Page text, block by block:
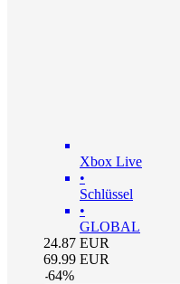
Xbox Live
•
Schlüssel
•
GLOBAL
24.87 EUR
69.99 EUR
-64%